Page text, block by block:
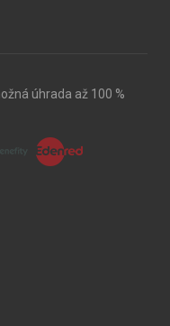
úhrada až 100 %